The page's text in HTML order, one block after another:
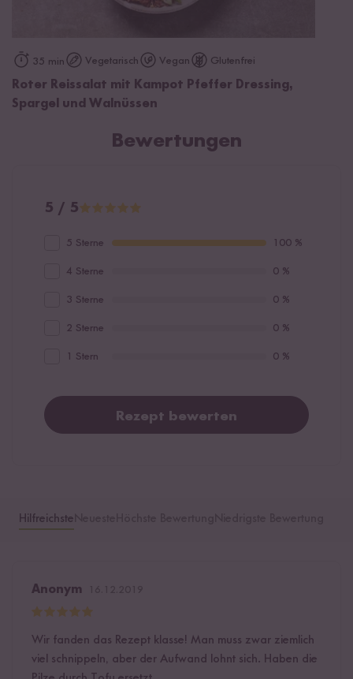
35 min Vegetarisch Vegan Glutenfrei
Roter Reissalat mit Kampot Pfeffer Dressing,
Spargel und Walnüssen
Bewertungen
5 / 5
5 Sterne 100 %
4 Sterne 0 %
3 Sterne 0 %
2 Sterne 0 %
1 Stern 0 %
Rezept bewerten
Hilfreichste
Anonym
Wir fanden das Rezept klasse! Man muss zwar ziemlich
viel schnippeln, aber der Aufwand lohnt sich. Haben die